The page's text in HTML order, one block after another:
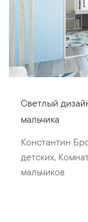
Светлый
мальчика
Константин
детских,
мальчиков